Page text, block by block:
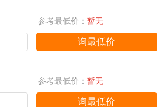
参考最低价： 暂无
询最低价
参考最低价： 暂无
询最低价